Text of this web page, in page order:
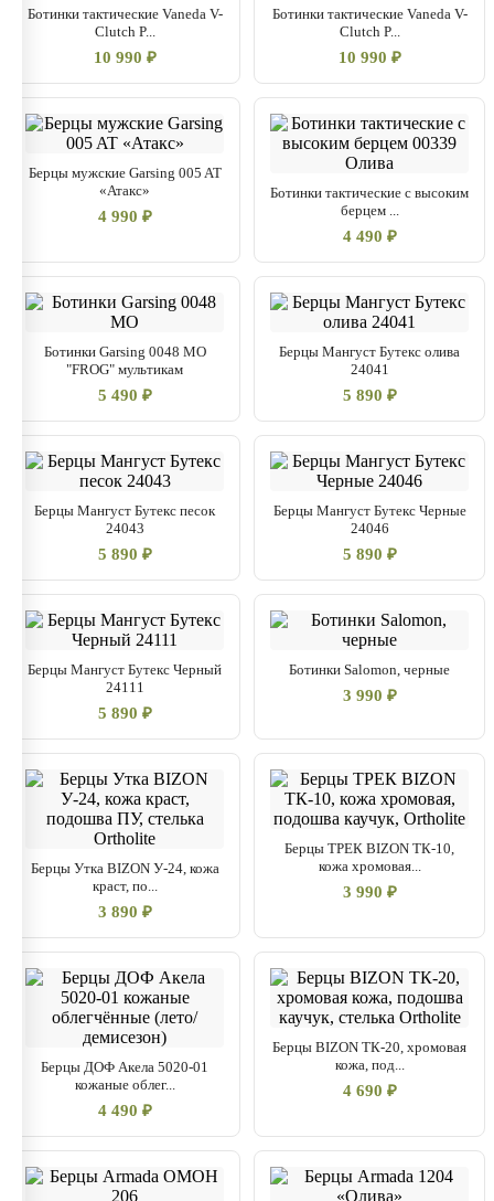
Ботинки тактические Vaneda V-
Clutch P...
10 990 ₽
Ботинки тактические Vaneda V-
Clutch P...
10 990 ₽
Берцы мужские Garsing 005 AT
«Атакс»
4 990 ₽
Ботинки тактические с высоким
берцем ...
4 490 ₽
Ботинки Garsing 0048 МО
"FROG" мультикам
5 490 ₽
Берцы Мангуст Бутекс олива
24041
5 890 ₽
Берцы Мангуст Бутекс песок
24043
5 890 ₽
Берцы Мангуст Бутекс Черные
24046
5 890 ₽
Берцы Мангуст Бутекс Черный
24111
5 890 ₽
Ботинки Salomon, черные
3 990 ₽
Берцы Утка BIZON У-24, кожа
краст, по...
3 890 ₽
Берцы ТРЕК BIZON ТК-10,
кожа хромовая...
3 990 ₽
Берцы ДОФ Акела 5020-01
кожаные облег...
4 490 ₽
Берцы BIZON ТК-20, хромовая
кожа, под...
4 690 ₽